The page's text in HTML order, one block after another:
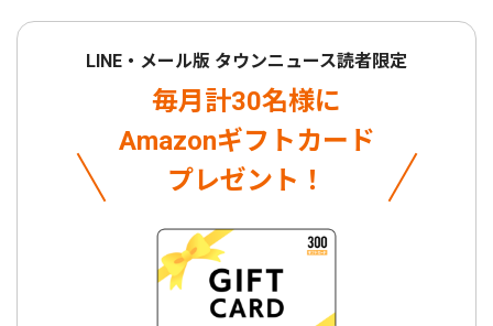
LINE・メール版 タウンニュース読者限定
毎月計30名様に
Amazonギフトカード
プレゼント！